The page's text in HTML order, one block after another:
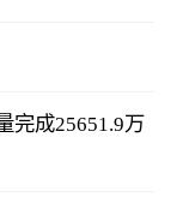
完成25651.9万